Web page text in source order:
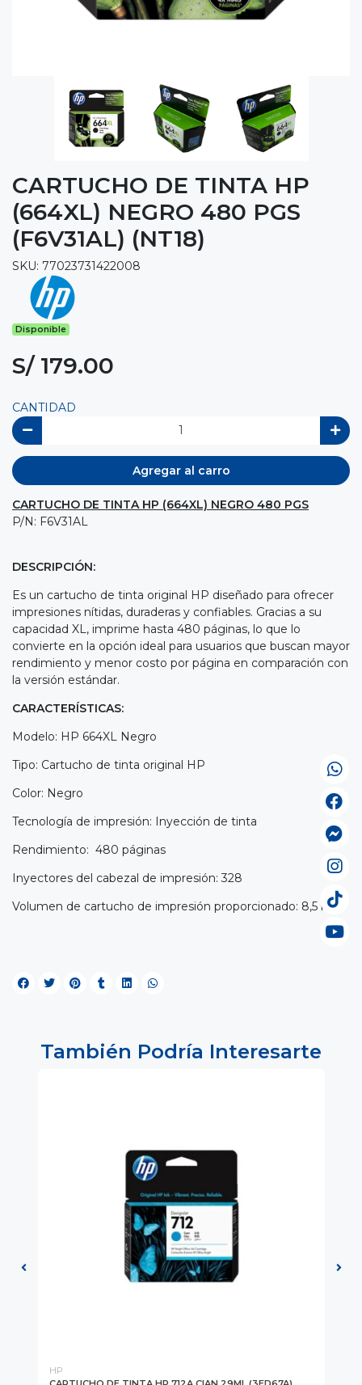
CARTUCHO DE TINTA HP
(664XL) NEGRO 480 PGS
(F6V31AL) (NT18)
SKU: 77023731422008
Disponible
S/ 179.00
CANTIDAD
Agregar al carro
CARTUCHO DE TINTA HP (664XL) NEGRO 480 PGS
P/N: F6V31AL
DESCRIPCIÓN:
Es un cartucho de tinta original HP diseñado para ofrecer
impresiones nítidas, duraderas y confiables. Gracias a su
capacidad XL, imprime hasta 480 páginas, lo que lo
convierte en la opción ideal para usuarios que buscan mayor
rendimiento y menor costo por página en comparación con
la versión estándar.
CARACTERÍSTICAS:
Modelo: HP 664XL Negro
Tipo: Cartucho de tinta original HP
Color: Negro
Tecnología de impresión: Inyección de tinta
Rendimiento: 480 páginas
Inyectores del cabezal de impresión: 328
Volumen de cartucho de impresión proporcionado: 8,5 ml
También Podría Interesarte
HP